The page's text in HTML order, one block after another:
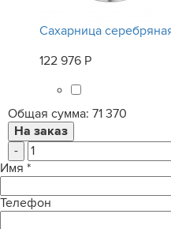
Сахарница
122 976 Р
Общая сумма: 71 370
-
Имя *
Телефон